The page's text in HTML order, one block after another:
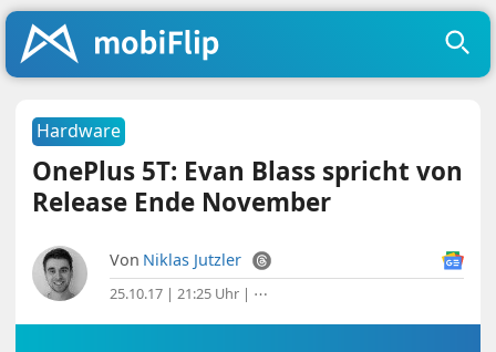
Hardware
OnePlus 5T: Evan Blass spricht von
Release Ende November
Von Niklas Jutzler
25.10.17 | 21:25 Uhr | ⋯